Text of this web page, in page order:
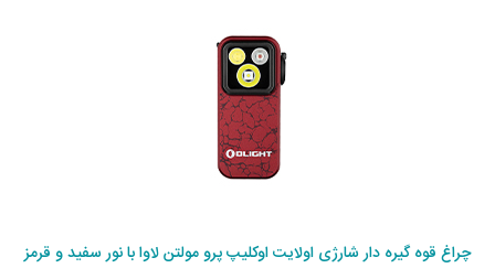
چراغ قوه گیره دار شارژی اولایت اوکلیپ پرو مولتن لاوا با نور سفید و قرمز